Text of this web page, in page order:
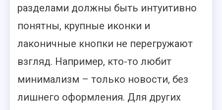
разделами должны быть интуитивно
понятны, крупные иконки и
лаконичные кнопки не перегружают
взгляд. Например, кто-то любит
минимализм – только новости, без
лишнего оформления. Для других